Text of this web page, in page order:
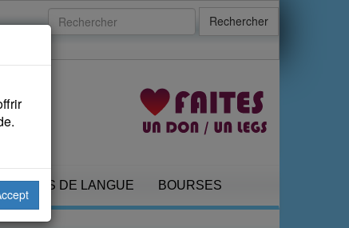
Rechercher
COURS DE LANGUE BOURSES